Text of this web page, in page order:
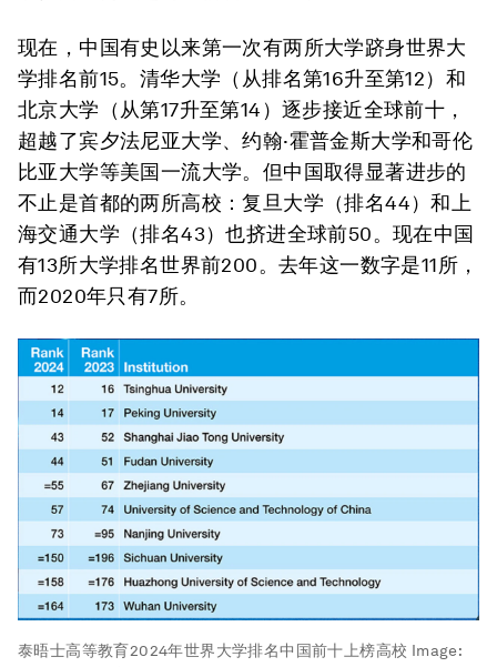
现在，中国有史以来第一次有两所大学跻身世界大
学排名前15。清华大学（从排名第16升至第12）和
北京大学（从第17升至第14）逐步接近全球前十，
超越了宾夕法尼亚大学、约翰·霍普金斯大学和哥伦
比亚大学等美国一流大学。但中国取得显著进步的
不止是首都的两所高校：复旦大学（排名44）和上
海交通大学（排名43）也挤进全球前50。现在中国
有13所大学排名世界前200。去年这一数字是11所，
而2020年只有7所。
泰晤士高等教育2024年世界大学排名中国前十上榜高校 Image: